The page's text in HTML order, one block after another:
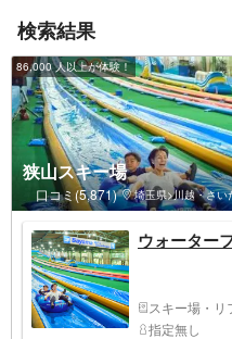
検索結果
86,000 人以上が体験！
狭山スキー場
口コミ(5,871) 埼玉県>川越・さい
ウォーター
スキー場・リ
指定無し